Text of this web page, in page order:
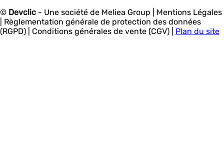
© Devclic - Une société de Meliea Group | Mentions Légales
| Règlementation générale de protection des données
(RGPD) | Conditions générales de vente (CGV) | Plan du site